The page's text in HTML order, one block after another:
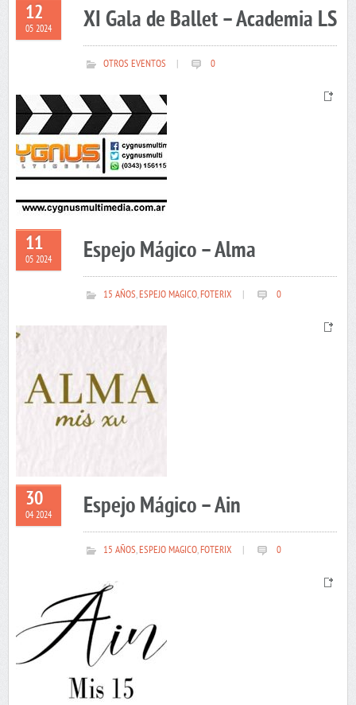
12
05 2024 XI Gala de Ballet – Academia LS
OTROS EVENTOS 0
11
05 2024 Espejo Mágico – Alma
15 AÑOS,ESPEJO MAGICO,FOTERIX 0
30
04 2024 Espejo Mágico – Ain
15 AÑOS,ESPEJO MAGICO,FOTERIX 0